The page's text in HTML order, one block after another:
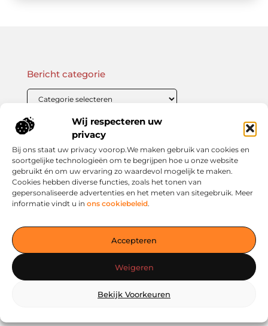
Wij respecteren uw
privacy
Bij ons staat uw privacy voorop.We maken gebruik van cookies en
soortgelijke technologieën om te begrijpen hoe u onze website
gebruikt én om uw ervaring zo waardevol mogelijk te maken.
Cookies hebben diverse functies, zoals het tonen van
gepersonaliseerde advertenties en het meten van sitegebruik. Meer
informatie vindt u in ons cookiebeleid.
Accepteren
Weigeren
Bekijk Voorkeuren
tips voor een bewuster en slimmer leven. Alles overzichtelijk
verzameld op één platform. Begin vandaag nog op living-
smart.nl!
Onze informatie
Bericht categorie